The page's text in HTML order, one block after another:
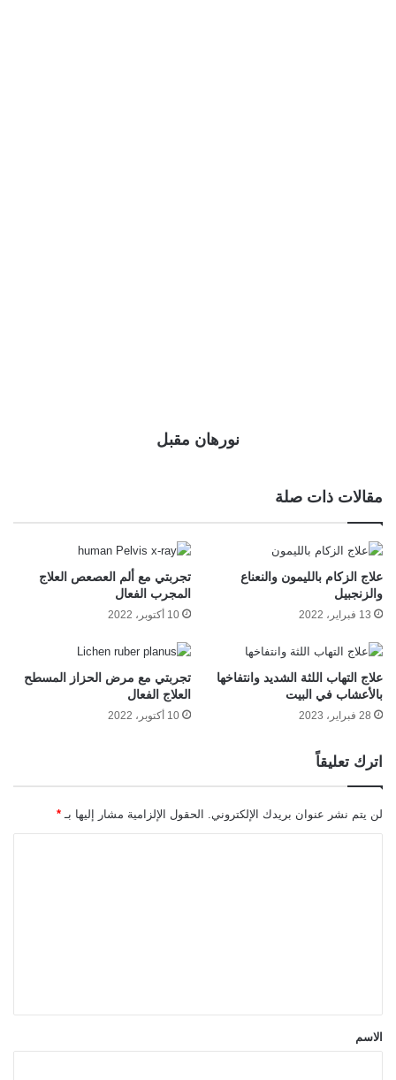
نورهان مقبل
مقالات ذات صلة
علاج الزكام بالليمون والنعناع
والزنجبيل
13 فبراير، 2022
تجربتي مع ألم العصعص العلاج
المجرب الفعال
10 أكتوبر، 2022
علاج التهاب اللثة الشديد وانتفاخها
بالأعشاب في البيت
28 فبراير، 2023
تجربتي مع مرض الحزاز المسطح
العلاج الفعال
10 أكتوبر، 2022
اترك تعليقاً
لن يتم نشر عنوان بريدك الإلكتروني. الحقول الإلزامية مشار إليها بـ *
*الاسم